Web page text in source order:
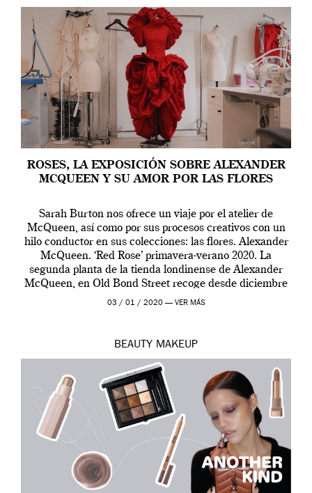
ROSES, LA EXPOSICIÓN SOBRE ALEXANDER
MCQUEEN Y SU AMOR POR LAS FLORES
Sarah Burton nos ofrece un viaje por el atelier de
McQueen, así como por sus procesos creativos con un
hilo conductor en sus colecciones: las flores. Alexander
McQueen. ‘Red Rose’ primavera-verano 2020. La
segunda planta de la tienda londinense de Alexander
McQueen, en Old Bond Street recoge desde diciembre
de 2019 hasta final de abril […]
03 / 01 / 2020 — VER MÁS
BEAUTY MAKEUP